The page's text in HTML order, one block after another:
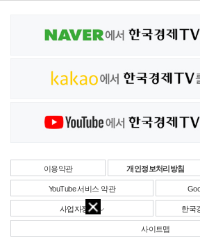
이용약관 개인정보처리방침
YouTube 서비스 약관
사업자정보 한국
사이트맵